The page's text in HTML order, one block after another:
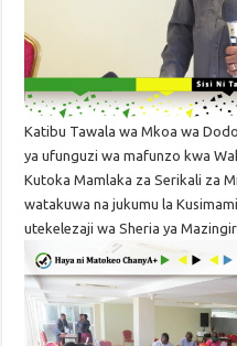
Katibu Tawala wa Mkoa wa
ya ufunguzi wa mafunzo kwa
Kutoka Mamlaka za Serikali za
watakuwa na jukumu la
utekelezaji wa Sheria ya